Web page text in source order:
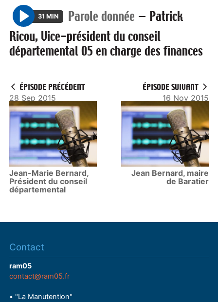
P
l
a
31 MIN Parole donnée — Patrick
Ricou, Vice-président du conseil
départemental 05 en charge des finances
ÉPISODE PRÉCÉDENT
28 Sep 2015
Jean-Marie Bernard,
Président du conseil
départemental
ÉPISODE SUIVANT
16 Nov 2015
Jean Bernard, maire
de Baratier
Contact
ram05
contact@ram05.fr
• "La Manutention"